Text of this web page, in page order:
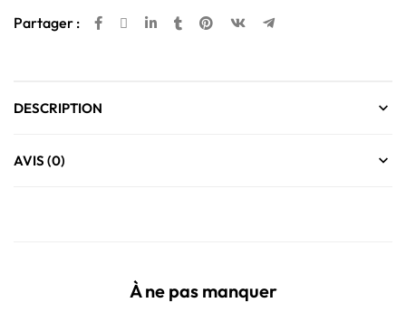
Partager :
DESCRIPTION
AVIS (0)
À ne pas manquer